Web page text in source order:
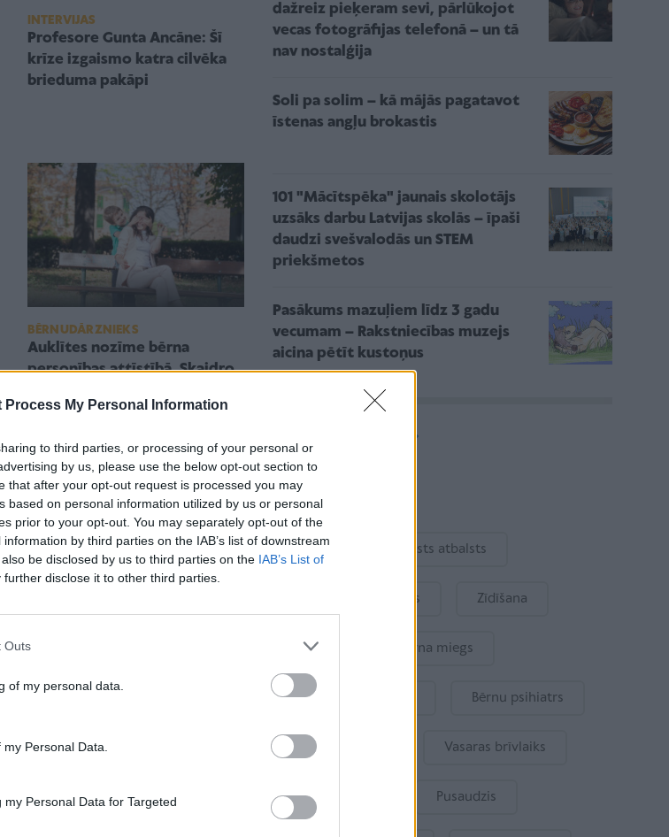
Process My Personal Information
to third parties, or processing of your personal or
by us, please use the below opt-out section to
that after your opt-out request is processed you may
based on personal information utilized by us or personal
prior to your opt-out. You may separately opt-out of the
by third parties on the IAB’s list of downstream
be disclosed by us to third parties on the IAB’s List of
further disclose it to other third parties.
Outs
of my personal data.
Personal Data.
Personal Data for Targeted
INTERVIJAS
Profesore Gunta Ancāne: Šī
krīze izgaismo katra cilvēka
brieduma pakāpi
BĒRNUDĀRZNIEKS
Auklītes nozīme bērna
personības attīstībā. Skaidro
ATTIECĪBAS ĢIMENĒ
dažreiz pieķeram sevi, pārlūkojot
vecas fotogrāfijas telefonā – un tā
nav nostalģija
Soli pa solim – kā mājās pagatavot
īstenas angļu brokastis
101 "Mācītspēka" jaunais skolotājs
uzsāks darbu Latvijas skolās – īpaši
daudzi svešvalodās un STEM
priekšmetos
Pasākums mazuļiem līdz 3 gadu
vecumam – Rakstniecības muzejs
aicina pētīt kustoņus
Aktuāli
Ukraina Valsts atbalsts
Kur šodien atpūsties Zīdīšana
Drošība Bērna miegs
Mākslīgais intelekts Bērnu psihiatrs
Bērna emocijas Vasaras brīvlaiks
Bērnu drošība Pusaudzis